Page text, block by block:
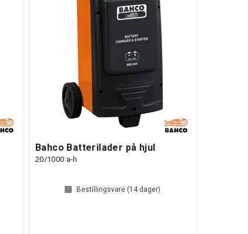
Bahco Batterilader på hjul
20/1000 a-h
Bestillingsvare (14dager)